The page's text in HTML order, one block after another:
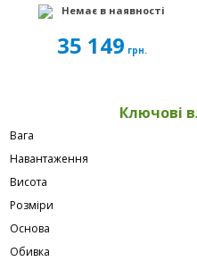
Немає в наявності
35 149 грн.
Ключові
Вага
Навантаження
Висота
Розміри
Основа
Обивка